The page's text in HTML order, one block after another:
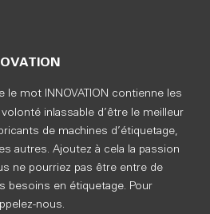
le mot INNOVATION contienne les
inlassable d’être le meilleur
de machines d’étiquetage,
autres. Ajoutez à cela la passion
ne pourriez pas être entre de
besoins en étiquetage. Pour
nous.